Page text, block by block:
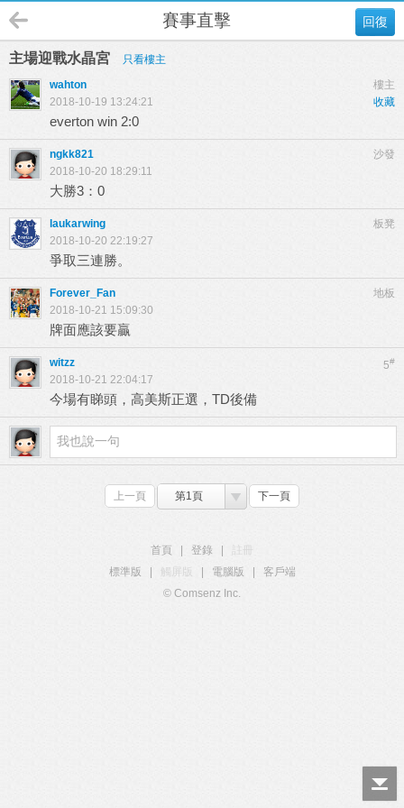
回復
賽事直擊
主場迎戰水晶宮
只看樓主
樓主
wahton
收藏
2018-10-19 13:24:21
everton win 2:0
沙發
ngkk821
2018-10-20 18:29:11
大勝3：0
板凳
laukarwing
2018-10-20 22:19:27
爭取三連勝。
地板
Forever_Fan
2018-10-21 15:09:30
牌面應該要贏
5#
witzz
2018-10-21 22:04:17
今場有睇頭，高美斯正選，TD後備
上一頁 第1頁 下一頁
首頁 登錄
標準版
觸屏版 電腦版
客戶端
© Comsenz Inc.